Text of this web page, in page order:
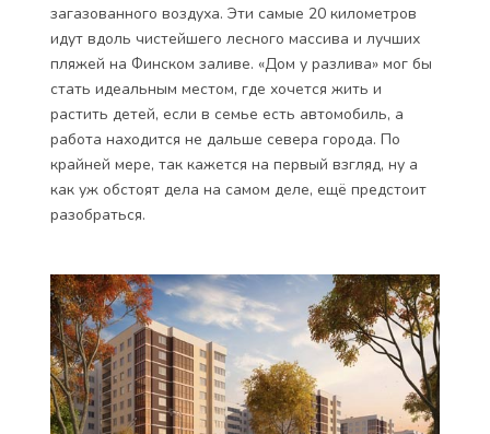
загазованного воздуха. Эти самые 20 километров
идут вдоль чистейшего лесного массива и лучших
пляжей на Финском заливе. «Дом у разлива» мог бы
стать идеальным местом, где хочется жить и
растить детей, если в семье есть автомобиль, а
работа находится не дальше севера города. По
крайней мере, так кажется на первый взгляд, ну а
как уж обстоят дела на самом деле, ещё предстоит
разобраться.